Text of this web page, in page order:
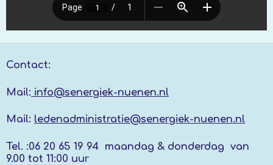
Contact:
Mail: info@senergiek-nuenen.nl
Mail: ledenadministratie@senergiek-nuenen.nl
Tel. :06 20 65 19 94 maandag & donderdag van
9.00 tot 11:00 uur